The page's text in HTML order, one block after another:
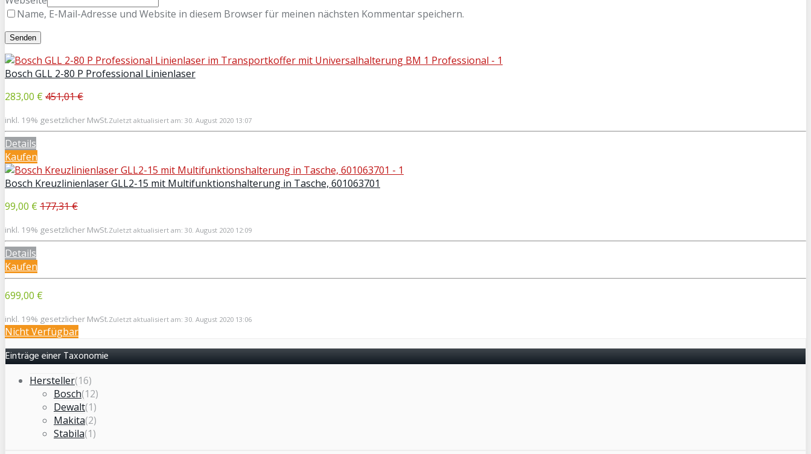
Name, E-Mail-Adresse und Website in diesem Browser für meinen nächsten Kommentar speichern.
Bosch GLL 2-80 P Professional Linienlaser
283,00 € 451,01 €
inkl. 19% gesetzlicher MwSt.Zuletzt aktualisiert am: 30. August 2020 13:07
Details
Kaufen
Bosch Kreuzlinienlaser GLL2-15 mit Multifunktionshalterung in Tasche, 601063701
99,00 € 177,31 €
inkl. 19% gesetzlicher MwSt.Zuletzt aktualisiert am: 30. August 2020 12:09
Details
Kaufen
699,00 €
inkl. 19% gesetzlicher MwSt.Zuletzt aktualisiert am: 30. August 2020 13:06
Nicht Verfügbar
Einträge einer Taxonomie
Hersteller(16)
Bosch(12)
Dewalt(1)
Makita(2)
Stabila(1)